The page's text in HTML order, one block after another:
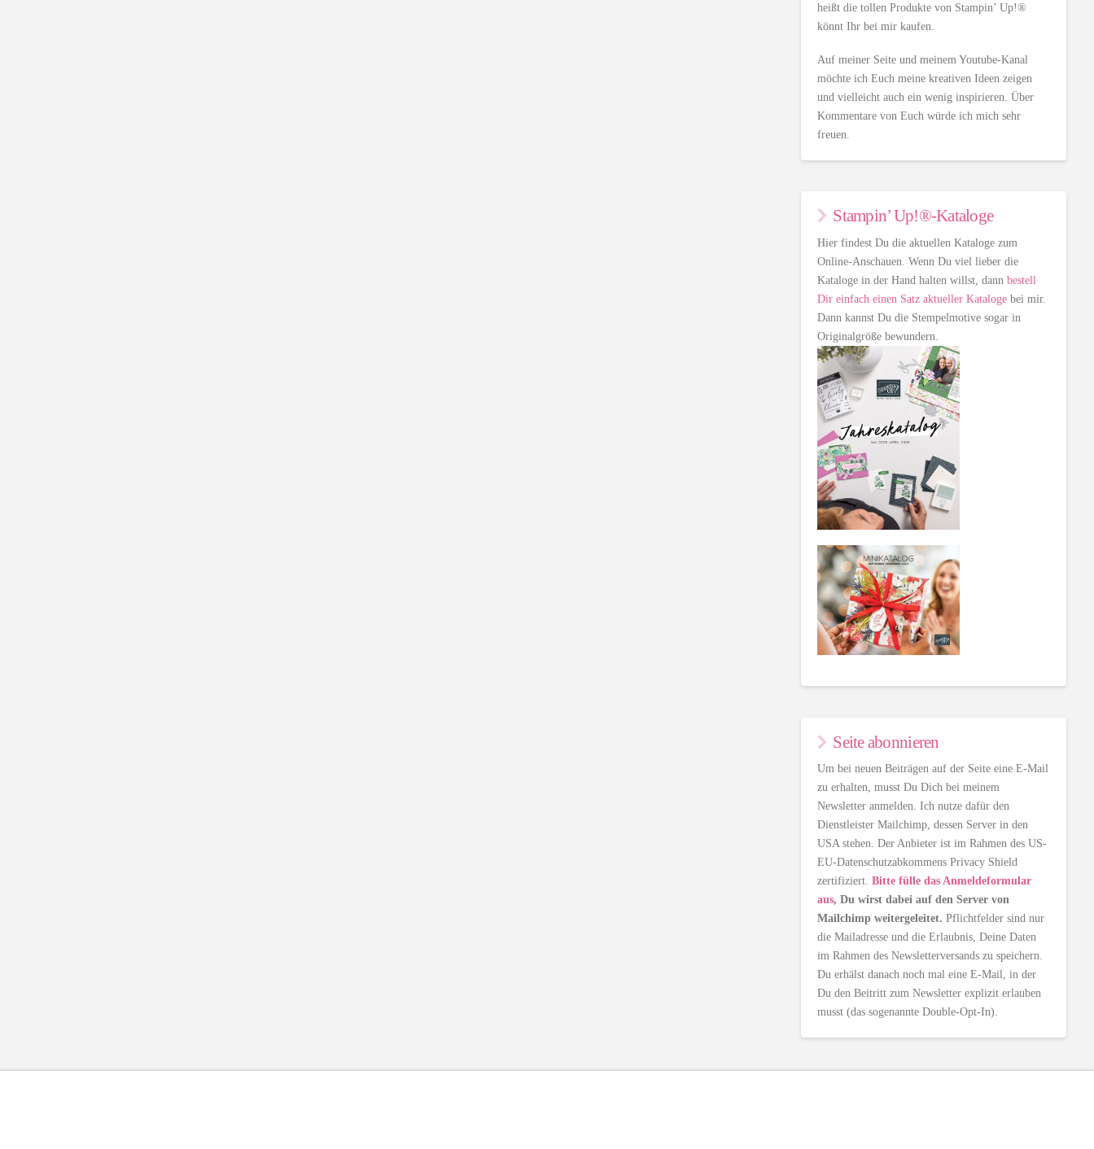
heißt die tollen Produkte von Stampin’ Up!®
könnt Ihr bei mir kaufen.
Auf meiner Seite und meinem Youtube-Kanal
möchte ich Euch meine kreativen Ideen zeigen
und vielleicht auch ein wenig inspirieren. Über
Kommentare von Euch würde ich mich sehr
freuen.
Stampin’ Up!®-Kataloge
Hier findest Du die aktuellen Kataloge zum
Online-Anschauen. Wenn Du viel lieber die
Kataloge in der Hand halten willst, dannbestell
Dir einfach einen Satz aktueller Kataloge bei mir.
Dann kannst Du die Stempelmotive sogar in
Originalgröße bewundern.
Seite abonnieren
Um bei neuen Beiträgen auf der Seite eine E-Mail
zu erhalten, musst Du Dich bei meinem
Newsletter anmelden. Ich nutze dafür den
Dienstleister Mailchimp, dessen Server in den
USA stehen. Der Anbieter ist im Rahmen des US-
EU-Datenschutzabkommens Privacy Shield
zertifiziert.Bitte fülle das Anmeldeformular
aus, Du wirst dabei auf den Server von
Mailchimp weitergeleitet. Pflichtfelder sind nur
die Mailadresse und die Erlaubnis, Deine Daten
im Rahmen des Newsletterversands zu speichern.
Du erhälst danach noch mal eine E-Mail, in der
Du den Beitritt zum Newsletter explizit erlauben
musst (das sogenannte Double-Opt-In).